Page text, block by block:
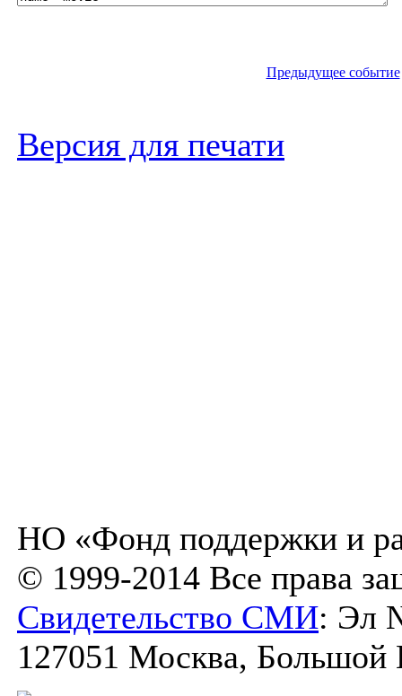
Предыдущее событие
Версия для печати
НО «Фонд поддержки и
© 1999-2014 Все права
Свидетельство СМИ: Эл
127051 Москва, Большой